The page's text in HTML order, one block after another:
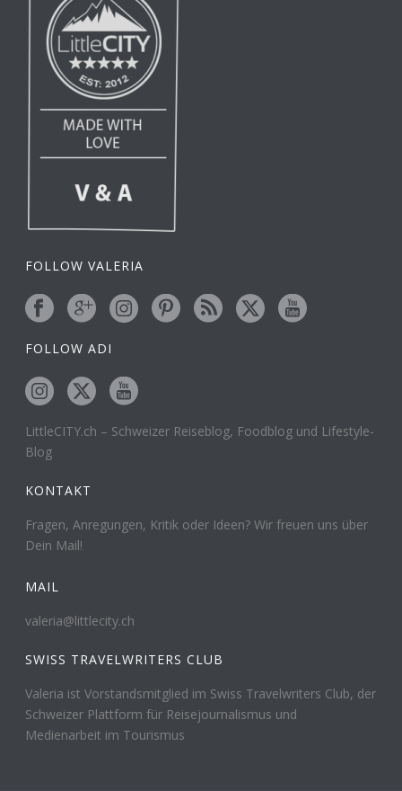
FOLLOW VALERIA
FOLLOW ADI
LittleCITY.ch – Schweizer Reiseblog, Foodblog und Lifestyle-
Blog
KONTAKT
Fragen, Anregungen, Kritik oder Ideen? Wir freuen uns über
Dein Mail!
MAIL
valeria@littlecity.ch
SWISS TRAVELWRITERS CLUB
Valeria ist Vorstandsmitglied im Swiss Travelwriters Club, der
Schweizer Plattform für Reisejournalismus und
Medienarbeit im Tourismus